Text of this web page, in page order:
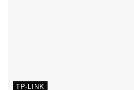
TP-LINK